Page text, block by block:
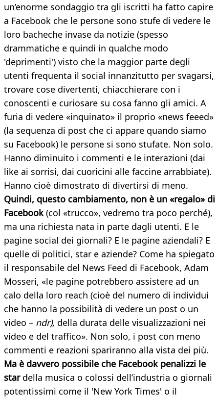
un’enorme sondaggio tra gli iscritti ha fatto capire
a Facebook che le persone sono stufe di vedere le
loro bacheche invase da notizie (spesso
drammatiche e quindi in qualche modo
'deprimenti') visto che la maggior parte degli
utenti frequenta il social innanzitutto per svagarsi,
trovare cose divertenti, chiacchierare con i
conoscenti e curiosare su cosa fanno gli amici. A
furia di vedere «inquinato» il proprio «news feeed»
(la sequenza di post che ci appare quando siamo
su Facebook) le persone si sono stufate. Non solo.
Hanno diminuito i commenti e le interazioni (dai
like ai sorrisi, dai cuoricini alle faccine arrabbiate).
Hanno cioè dimostrato di divertirsi di meno.
Quindi, questo cambiamento, non è un «regalo» di
Facebook(col «trucco», vedremo tra poco perché),
ma una richiesta nata in parte dagli utenti. E le
pagine social dei giornali? E le pagine aziendali? E
quelle di politici, star e aziende? Come ha spiegato
il responsabile del News Feed di Facebook, Adam
Mosseri, «le pagine potrebbero assistere ad un
calo della loro reach (cioè del numero di individui
che hanno la possibilità di vedere un post o un
video – ndr), della durata delle visualizzazioni nei
video e del traffico». Non solo, i post con meno
commenti e reazioni spariranno alla vista dei più.
Ma è davvero possibile che Facebook penalizzi le
stardella musica o colossi dell’industria o giornali
potentissimi come il 'New York Times' o il